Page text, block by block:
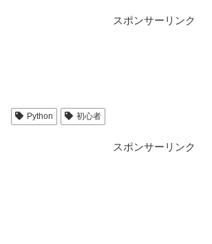
スポンサーリンク
Python 初心者
スポンサーリンク